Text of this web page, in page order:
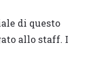
di questo
allo staff. I